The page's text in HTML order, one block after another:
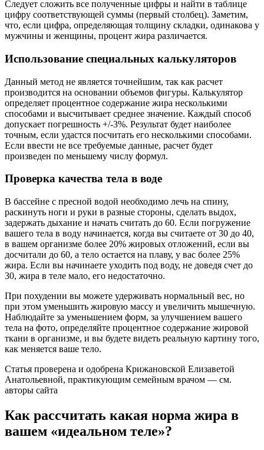
Следует сложить все полученные цифры и найти в таблице
цифру соответствующей суммы (первый столбец). Заметим,
что, если цифра, определяющая толщину складки, одинакова у
мужчины и женщины, процент жира различается.
Использование специальных калькуляторов
Данный метод не является точнейшим, так как расчет
производится на основании объемов фигуры. Калькулятор
определяет процентное содержание жира несколькими
способами и высчитывает среднее значение. Каждый способ
допускает погрешность +/-3%. Результат будет наиболее
точным, если удастся посчитать его несколькими способами.
Если ввести не все требуемые данные, расчет будет
произведен по меньшему числу формул.
Проверка качества тела в воде
В бассейне с пресной водой необходимо лечь на спину,
раскинуть ноги и руки в разные стороны, сделать выдох,
задержать дыхание и начать считать до 60. Если погружение
вашего тела в воду начинается, когда вы считаете от 30 до 40,
в вашем организме более 20% жировых отложений, если вы
досчитали до 60, а тело остается на плаву, у вас более 25%
жира. Если вы начинаете уходить под воду, не доведя счет до
30, жира в теле мало, его недостаточно.
При похудении вы можете удерживать нормальный вес, но
при этом уменьшить жировую массу и увеличить мышечную.
Наблюдайте за уменьшением форм, за улучшением вашего
тела на фото, определяйте процентное содержание жировой
ткани в организме, и вы будете видеть реальную картину того,
как меняется ваше тело.
Статья проверена и одобрена Крижановской Елизаветой
Анатольевной, практикующим семейным врачом — см.
авторы сайта
Как рассчитать какая норма жира в
вашем «идеальном теле»?